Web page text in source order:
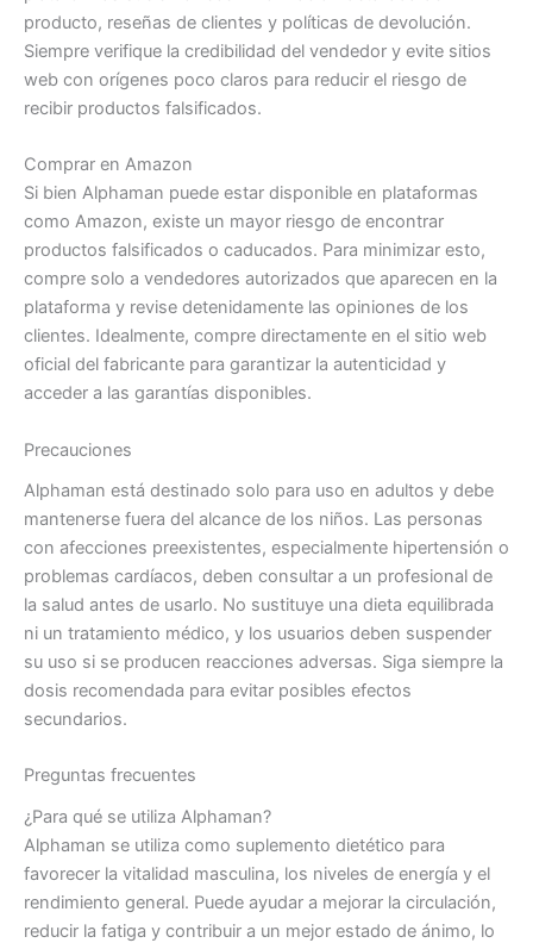
producto, reseñas de clientes y políticas de devolución.
Siempre verifique la credibilidad del vendedor y evite sitios
web con orígenes poco claros para reducir el riesgo de
recibir productos falsificados.
Comprar en Amazon
Si bien Alphaman puede estar disponible en plataformas
como Amazon, existe un mayor riesgo de encontrar
productos falsificados o caducados. Para minimizar esto,
compre solo a vendedores autorizados que aparecen en la
plataforma y revise detenidamente las opiniones de los
clientes. Idealmente, compre directamente en el sitio web
oficial del fabricante para garantizar la autenticidad y
acceder a las garantías disponibles.
Precauciones
Alphaman está destinado solo para uso en adultos y debe
mantenerse fuera del alcance de los niños. Las personas
con afecciones preexistentes, especialmente hipertensión o
problemas cardíacos, deben consultar a un profesional de
la salud antes de usarlo. No sustituye una dieta equilibrada
ni un tratamiento médico, y los usuarios deben suspender
su uso si se producen reacciones adversas. Siga siempre la
dosis recomendada para evitar posibles efectos
secundarios.
Preguntas frecuentes
¿Para qué se utiliza Alphaman?
Alphaman se utiliza como suplemento dietético para
favorecer la vitalidad masculina, los niveles de energía y el
rendimiento general. Puede ayudar a mejorar la circulación,
reducir la fatiga y contribuir a un mejor estado de ánimo, lo